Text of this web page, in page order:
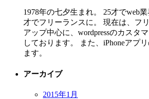
1978年の七夕生まれ。 25才でweb
才でフリーランスに。 現在は、フ
アップ中心に、wordpressのカスタ
しております。 また、iPhoneアプ
ます。
アーカイブ
2015年1月